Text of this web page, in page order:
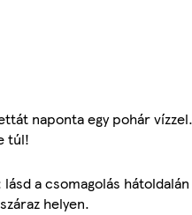
naponta egy pohár
túl!
a csomagolás
helyen.